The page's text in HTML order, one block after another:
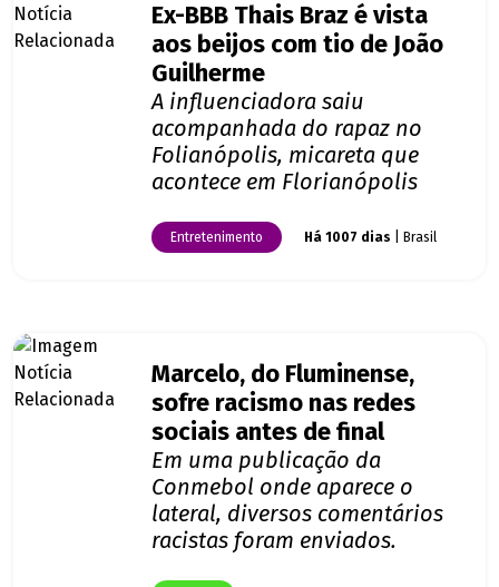
Ex-BBB Thais Braz é vista
aos beijos com tio de João
Guilherme
A influenciadora saiu
acompanhada do rapaz no
Folianópolis, micareta que
acontece em Florianópolis
Entretenimento Há 1007 dias | Brasil
Marcelo, do Fluminense,
sofre racismo nas redes
sociais antes de final
Em uma publicação da
Conmebol onde aparece o
lateral, diversos comentários
racistas foram enviados.